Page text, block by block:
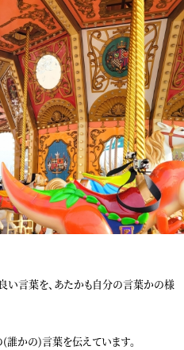
い言葉を、あたかも自分の言葉かの様
(誰かの)言葉を伝えています。